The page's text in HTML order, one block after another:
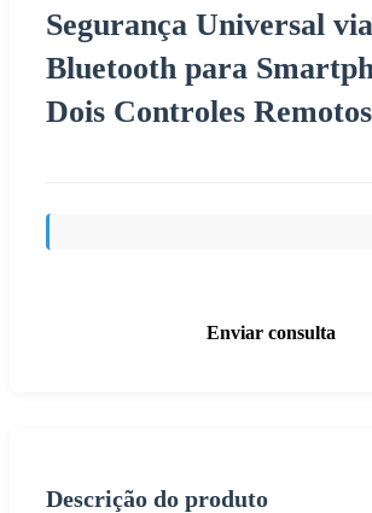
Segurança Universal
Bluetooth para
Dois Controles Remotos
Enviar consulta
Descrição do produto